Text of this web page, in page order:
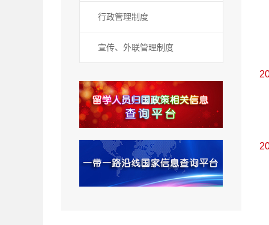
行政管理制度
宣传、外联管理制度